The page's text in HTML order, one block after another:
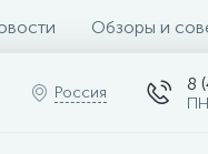
Обзоры и
Россия 8